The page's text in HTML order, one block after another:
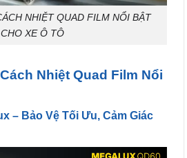
NHIỆT QUAD FILM NỔI BẬT
CHO XE Ô TÔ
Nhiệt Quad Film Nổi
– Bảo Vệ Tối Ưu, Cảm Giác